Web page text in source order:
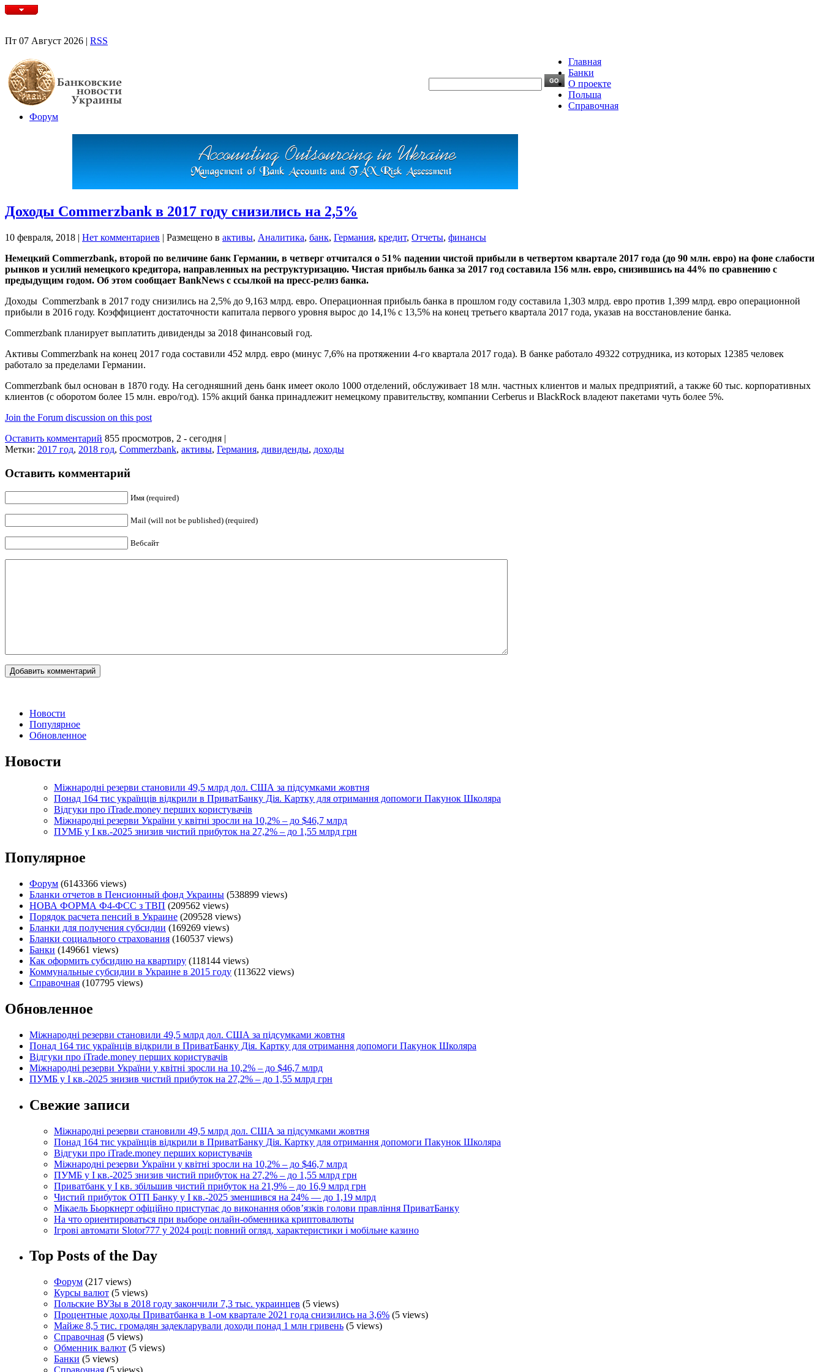
Пт 07 Август 2026 | RSS
Главная
Банки
О проекте
Польша
Справочная
Форум
Доходы Commerzbank в 2017 году снизились на 2,5%
10 февраля, 2018 | Нет комментариев | Размещено в активы, Аналитика, банк, Германия, кредит, Отчеты, финансы
Немецкий Commerzbank, второй по величине банк Германии, в четверг отчитался о 51% падении чистой прибыли в четвертом квартале 2017 года (до 90 млн. евро) на фоне слабости
рынков и усилий немецкого кредитора, направленных на реструктуризацию. Чистая прибыль банка за 2017 год составила 156 млн. евро, снизившись на 44% по сравнению с
предыдущим годом. Об этом сообщает BankNews с ссылкой на пресс-релиз банка.
Доходы Commerzbank в 2017 году снизились на 2,5% до 9,163 млрд. евро. Операционная прибыль банка в прошлом году составила 1,303 млрд. евро против 1,399 млрд. евро операционной
прибыли в 2016 году. Коэффициент достаточности капитала первого уровня вырос до 14,1% с 13,5% на конец третьего квартала 2017 года, указав на восстановление банка.
Commerzbank планирует выплатить дивиденды за 2018 финансовый год.
Активы Commerzbank на конец 2017 года составили 452 млрд. евро (минус 7,6% на протяжении 4-го квартала 2017 года). В банке работало 49322 сотрудника, из которых 12385 человек
работало за пределами Германии.
Commerzbank был основан в 1870 году. На сегодняшний день банк имеет около 1000 отделений, обслуживает 18 млн. частных клиентов и малых предприятий, а также 60 тыс. корпоративных
клиентов (с оборотом более 15 млн. евро/год). 15% акций банка принадлежит немецкому правительству, компании Cerberus и BlackRock владеют пакетами чуть более 5%.
Join the Forum discussion on this post
Оставить комментарий 855 просмотров, 2 - сегодня |
Метки: 2017 год, 2018 год, Commerzbank, активы, Германия, дивиденды, доходы
Оставить комментарий
Имя (required)
Mail (will not be published) (required)
Вебсайт
Новости
Популярное
Обновленное
Новости
Міжнародні резерви становили 49,5 млрд дол. США за підсумками жовтня
Понад 164 тис українців відкрили в ПриватБанку Дія. Картку для отримання допомоги Пакунок Школяра
Відгуки про iTrade.money перших користувачів
Міжнародні резерви України у квітні зросли на 10,2% – до $46,7 млрд
ПУМБ у I кв.-2025 знизив чистий прибуток на 27,2% – до 1,55 млрд грн
Популярное
Форум (6143366 views)
Бланки отчетов в Пенсионный фонд Украины (538899 views)
НОВА ФОРМА Ф4-ФСС з ТВП (209562 views)
Порядок расчета пенсий в Украине (209528 views)
Бланки для получения субсидии (169269 views)
Бланки социального страхования (160537 views)
Банки (149661 views)
Как оформить субсидию на квартиру (118144 views)
Коммунальные субсидии в Украине в 2015 году (113622 views)
Справочная (107795 views)
Обновленное
Міжнародні резерви становили 49,5 млрд дол. США за підсумками жовтня
Понад 164 тис українців відкрили в ПриватБанку Дія. Картку для отримання допомоги Пакунок Школяра
Відгуки про iTrade.money перших користувачів
Міжнародні резерви України у квітні зросли на 10,2% – до $46,7 млрд
ПУМБ у I кв.-2025 знизив чистий прибуток на 27,2% – до 1,55 млрд грн
Свежие записи
Міжнародні резерви становили 49,5 млрд дол. США за підсумками жовтня
Понад 164 тис українців відкрили в ПриватБанку Дія. Картку для отримання допомоги Пакунок Школяра
Відгуки про iTrade.money перших користувачів
Міжнародні резерви України у квітні зросли на 10,2% – до $46,7 млрд
ПУМБ у I кв.-2025 знизив чистий прибуток на 27,2% – до 1,55 млрд грн
Приватбанк у І кв. збільшив чистий прибуток на 21,9% – до 16,9 млрд грн
Чистий прибуток ОТП Банку у І кв.-2025 зменшився на 24% — до 1,19 млрд
Мікаель Бьоркнерт офіційно приступає до виконання обовʼязків голови правління ПриватБанку
На что ориентироваться при выборе онлайн-обменника криптовалюты
Ігрові автомати Slotor777 у 2024 році: повний огляд, характеристики і мобільне казино
Top Posts of the Day
Форум (217 views)
Курсы валют (5 views)
Польские ВУЗы в 2018 году закончили 7,3 тыс. украинцев (5 views)
Процентные доходы Приватбанка в 1-ом квартале 2021 года снизились на 3,6% (5 views)
Майже 8,5 тис. громадян задекларували доходи понад 1 млн гривень (5 views)
Справочная (5 views)
Обменник валют (5 views)
Банки (5 views)